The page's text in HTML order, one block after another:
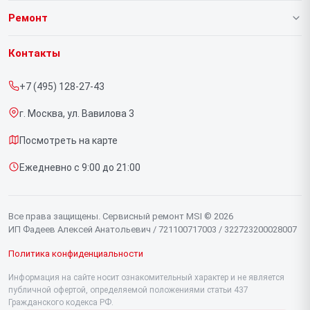
О нашем сервисе
Срочный ремонт
Доставка и способы оплаты
Диагностика
Контакты
Ремонт
Ноутбуков
Контакты
+7 (495) 128-27-43
г. Москва, ул. Вавилова 3
Посмотреть на карте
Ежедневно с 9:00 до 21:00
Все права защищены. Сервисный ремонт MSI © 2026
ИП Фадеев Алексей Анатольевич / 721100717003 / 322723200028007
Политика конфиденциальности
Информация на сайте носит ознакомительный характер и не является
публичной офертой, определяемой положениями статьи 437
Гражданского кодекса РФ.